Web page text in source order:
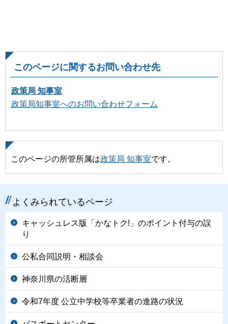
このページに関するお問い合わせ先
政策局 知事室
政策局知事室へのお問い合わせフォーム
このページの所管所属は政策局 知事室です。
よくみられているページ
キャッシュレス版「かなトク!」のポイント付与の誤
り
公私合同説明・相談会
神奈川県の活断層
令和7年度 公立中学校等卒業者の進路の状況